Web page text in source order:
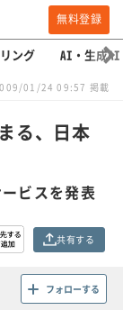
無料登録
ング AI・生成AI
01/24 09:57 掲載
る、日本
ビスを発表
共有する
フォローする